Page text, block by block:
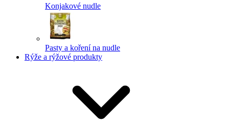
Konjakové nudle
Pasty a koření na nudle
Rýže a rýžové produkty